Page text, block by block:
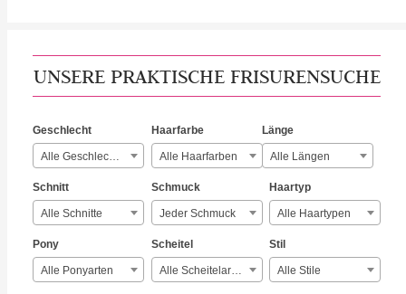
UNSERE PRAKTISCHE FRISURENSUCHE
Geschlecht
Alle Geschlechter
Haarfarbe
Alle Haarfarben
Länge
Alle Längen
Schnitt
Alle Schnitte
Schmuck
Jeder Schmuck
Haartyp
Alle Haartypen
Pony
Alle Ponyarten
Scheitel
Alle Scheitelarten
Stil
Alle Stile